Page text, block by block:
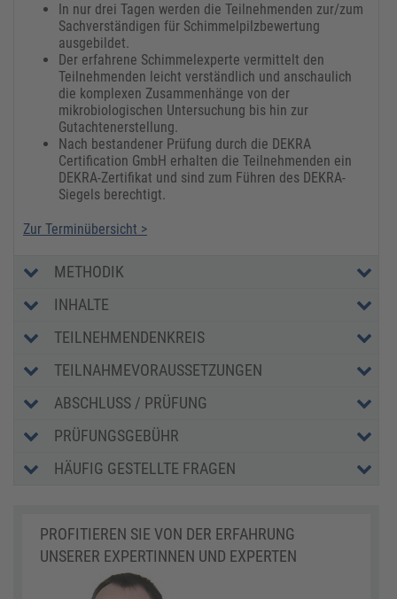
In nur drei Tagen werden die Teilnehmenden zur/zum
Sachverständigen für Schimmelpilzbewertung
ausgebildet.
Der erfahrene Schimmelexperte vermittelt den
Teilnehmenden leicht verständlich und anschaulich
die komplexen Zusammenhänge von der
mikrobiologischen Untersuchung bis hin zur
Gutachtenerstellung.
Nach bestandener Prüfung durch die DEKRA
Certification GmbH erhalten die Teilnehmenden ein
DEKRA-Zertifikat und sind zum Führen des DEKRA-
Siegels berechtigt.
Zur Terminübersicht >
METHODIK
INHALTE
TEILNEHMENDENKREIS
TEILNAHMEVORAUSSETZUNGEN
ABSCHLUSS / PRÜFUNG
PRÜFUNGSGEBÜHR
HÄUFIG GESTELLTE FRAGEN
PROFITIEREN SIE VON DER ERFAHRUNG
UNSERER EXPERTINNEN UND EXPERTEN